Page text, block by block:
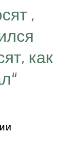
,
как